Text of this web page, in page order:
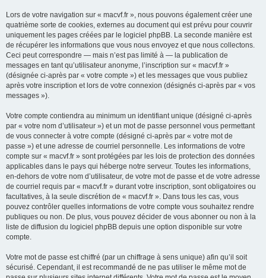
Lors de votre navigation sur « macvf.fr », nous pouvons également créer une
quatrième sorte de cookies, externes au document qui est prévu pour couvrir
uniquement les pages créées par le logiciel phpBB. La seconde manière est
de récupérer les informations que vous nous envoyez et que nous collectons.
Ceci peut correspondre — mais n’est pas limité à — la publication de
messages en tant qu’utilisateur anonyme, l’inscription sur « macvf.fr »
(désignée ci-après par « votre compte ») et les messages que vous publiez
après votre inscription et lors de votre connexion (désignés ci-après par « vos
messages »).
Votre compte contiendra au minimum un identifiant unique (désigné ci-après
par « votre nom d’utilisateur ») et un mot de passe personnel vous permettant
de vous connecter à votre compte (désigné ci-après par « votre mot de
passe ») et une adresse de courriel personnelle. Les informations de votre
compte sur « macvf.fr » sont protégées par les lois de protection des données
applicables dans le pays qui héberge notre serveur. Toutes les informations,
en-dehors de votre nom d’utilisateur, de votre mot de passe et de votre adresse
de courriel requis par « macvf.fr » durant votre inscription, sont obligatoires ou
facultatives, à la seule discrétion de « macvf.fr ». Dans tous les cas, vous
pouvez contrôler quelles informations de votre compte vous souhaitez rendre
publiques ou non. De plus, vous pouvez décider de vous abonner ou non à la
liste de diffusion du logiciel phpBB depuis une option disponible sur votre
compte.
Votre mot de passe est chiffré (par un chiffrage à sens unique) afin qu’il soit
sécurisé. Cependant, il est recommandé de ne pas utiliser le même mot de